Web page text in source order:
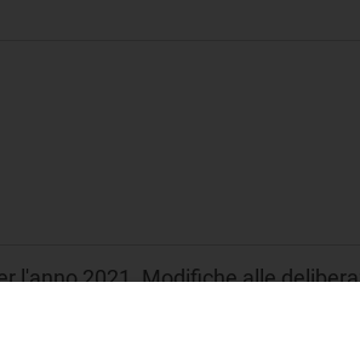
l'anno 2021. Modifiche alle